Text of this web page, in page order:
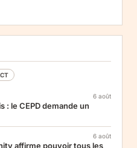
6 août
: le CEPD demande un
6 août
affirme pouvoir tous les